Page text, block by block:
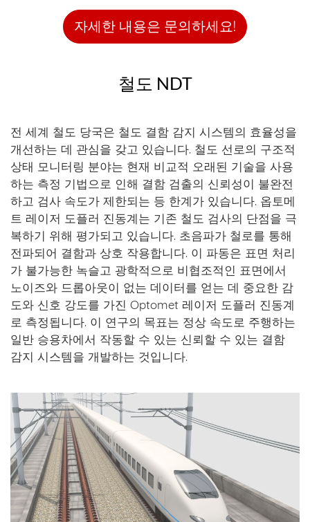
자세한 내용은 문의하세요!
철도 NDT
전 세계 철도 당국은 철도 결함 감지 시스템의 효율성을
개선하는 데 관심을 갖고 있습니다. 철도 선로의 구조적
상태 모니터링 분야는 현재 비교적 오래된 기술을 사용
하는 측정 기법으로 인해 결함 검출의 신뢰성이 불완전
하고 검사 속도가 제한되는 등 한계가 있습니다. 옵토메
트 레이저 도플러 진동계는 기존 철도 검사의 단점을 극
복하기 위해 평가되고 있습니다. 초음파가 철로를 통해
전파되어 결함과 상호 작용합니다. 이 파동은 표면 처리
가 불가능한 녹슬고 광학적으로 비협조적인 표면에서
노이즈와 드롭아웃이 없는 데이터를 얻는 데 중요한 감
도와 신호 강도를 가진 Optomet 레이저 도플러 진동계
로 측정됩니다. 이 연구의 목표는 정상 속도로 주행하는
일반 승용차에서 작동할 수 있는 신뢰할 수 있는 결함
감지 시스템을 개발하는 것입니다.